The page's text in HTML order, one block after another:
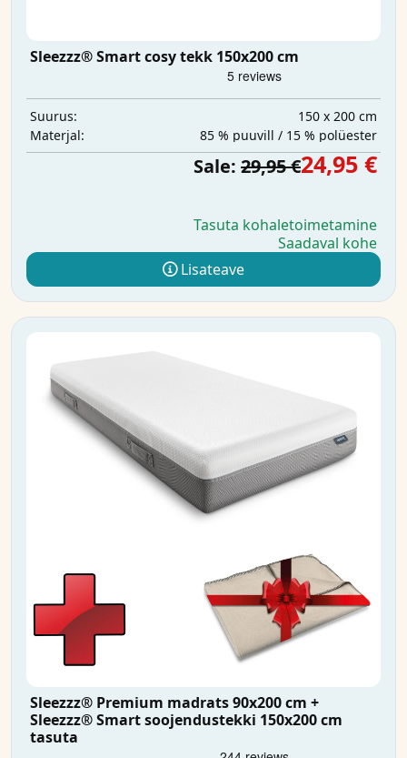
Sleezzz® Smart cosy tekk 150x200 cm
Suurus:
150 x 200 cm
Materjal:
85 % puuvill / 15 % polüester
Sale: 29,95 €24,95 €
Tasuta kohaletoimetamine
Saadaval kohe
Lisateave
Sleezzz® Premium madrats 90x200 cm +
Sleezzz® Smart soojendustekki 150x200 cm
tasuta